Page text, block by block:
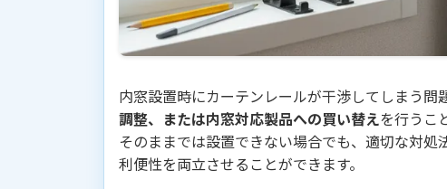
内窓設置時にカーテンレールが干渉してしまう問
調整、または内窓対応製品への買い替えを行うこ
そのままでは設置できない場合でも、適切な対
利便性を両立させることができます。